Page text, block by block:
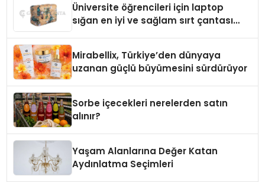
Üniversite öğrencileri için laptop
sığan en iyi ve sağlam sırt çantası
Mirabellix, Türkiye’den dünyaya
uzanan güçlü büyümesini sürdürüyor
Sorbe içecekleri nerelerden satın
alınır?
Yaşam Alanlarına Değer Katan
Aydınlatma Seçimleri